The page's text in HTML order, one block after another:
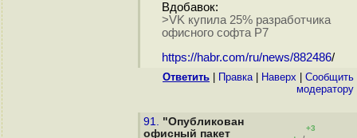
Вдобавок:
>VK купила 25% разработчика
офисного софта P7
https://habr.com/ru/news/882486/
Ответить Правка| Наверх
Cообщить
модератору
91. "Опубликован
офисный пакет
+3